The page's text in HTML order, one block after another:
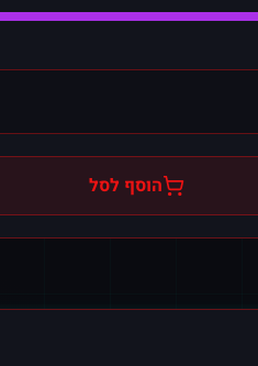
הוסף לסל